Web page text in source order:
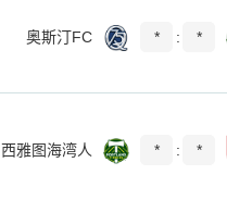
奥斯汀FC * : *
西雅图海湾人 * : *